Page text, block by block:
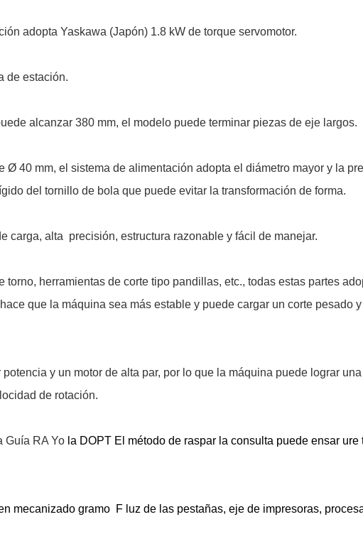
adopta Yaskawa (Japón) 1.8 kW de torque servomotor.
de estación.
alcanzar 380 mm, el modelo puede terminar piezas de eje largos.
Ø 40 mm, el sistema de alimentación adopta el diámetro mayor y la
del tornillo de bola que puede evitar la transformación de forma.
carga, alta precisión, estructura razonable y fácil de manejar.
torno, herramientas de corte tipo pandillas, etc., todas estas partes
que la máquina sea más estable y puede cargar un corte pesado
y un motor de alta par, por lo que la máquina puede lograr
de rotación.
Guía RA Yo la DOPT El método de raspar la consulta puede ensar ure
mecanizado gramo F luz de las pestañas, eje de impresoras,